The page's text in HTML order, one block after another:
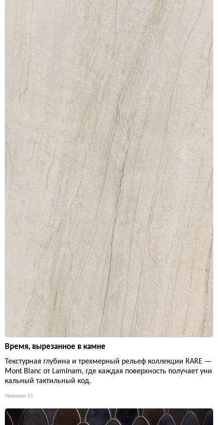
Время, вырезанное в камне
Текстурная глубина и трехмерный рельеф коллекции RARE —
Mont Blanc от Laminam, где каждая поверхность получает уни
кальный тактильный код.
Новинки 55